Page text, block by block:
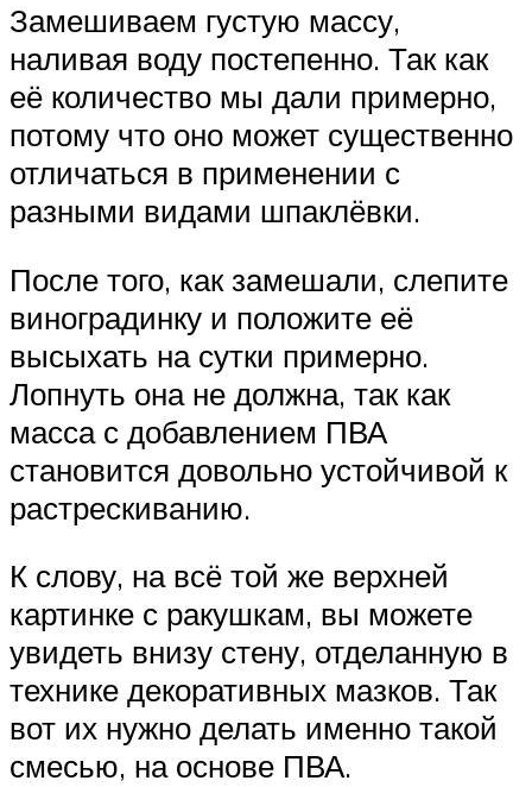
Замешиваем густую массу,
наливая воду постепенно. Так как
её количество мы дали примерно,
потому что оно может существенно
отличаться в применении с
разными видами шпаклёвки.
После того, как замешали, слепите
виноградинку и положите её
высыхать на сутки примерно.
Лопнуть она не должна, так как
масса с добавлением ПВА
становится довольно устойчивой к
растрескиванию.
К слову, на всё той же верхней
картинке с ракушкам, вы можете
увидеть внизу стену, отделанную в
технике декоративных мазков. Так
вот их нужно делать именно такой
смесью, на основе ПВА.